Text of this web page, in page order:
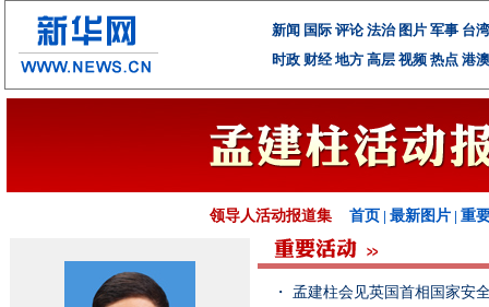
新闻 国际 评论 法治 图片 军事 台湾
时政 财经 地方 高层 视频 热点 港澳
领导人活动报道集 首页 | 最新图片 | 重
・ 孟建柱会见英国首相国家安